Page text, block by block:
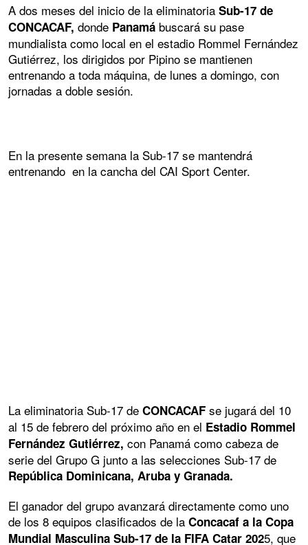
A dos meses del inicio de la eliminatoria Sub-17 de
CONCACAF, donde Panamá buscará su pase
mundialista como local en el estadio Rommel Fernández
Gutiérrez, los dirigidos por Pipino se mantienen
entrenando a toda máquina, de lunes a domingo, con
jornadas a doble sesión.
En la presente semana la Sub-17 se mantendrá
entrenando en la cancha del CAI Sport Center.
La eliminatoria Sub-17 de CONCACAF se jugará del 10
al 15 de febrero del próximo año en el Estadio Rommel
Fernández Gutiérrez, con Panamá como cabeza de
serie del Grupo G junto a las selecciones Sub-17 de
República Dominicana, Aruba y Granada.
El ganador del grupo avanzará directamente como uno
de los 8 equipos clasificados de la Concacaf a la Copa
Mundial Masculina Sub-17 de la FIFA Catar 2025, que